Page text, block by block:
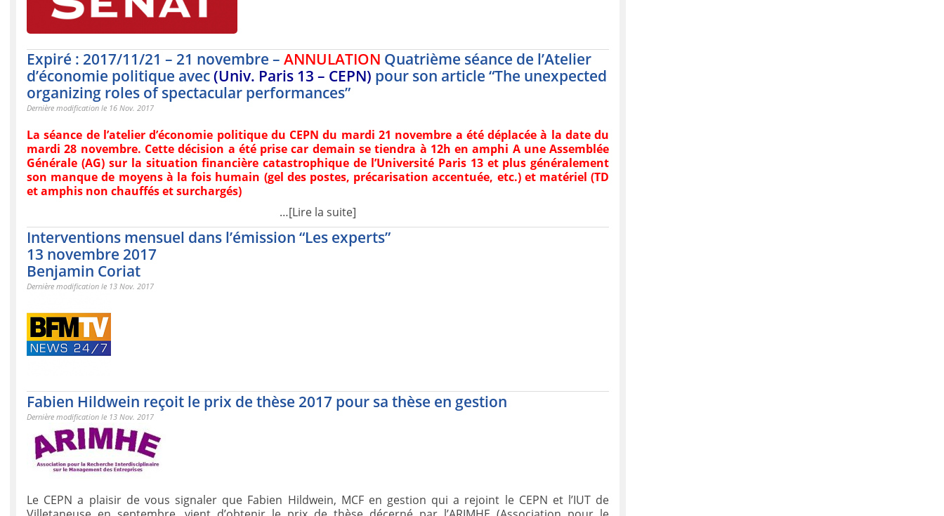
Expiré : 2017/11/21 – 21 novembre –ANNULATION Quatrième séance de l’Atelier
d’économie politique avec(Univ. Paris 13 – CEPN) pour son article “The unexpected
organizing roles of spectacular performances”
Dernière modification le 16 Nov. 2017
La séance de l’atelier d’économie politique du CEPN du mardi 21 novembre a été déplacée à la date du
mardi 28 novembre. Cette décision a été prise car demain se tiendra à 12h en amphi A une Assemblée
Générale (AG) sur la situation financière catastrophique de l’Université Paris 13 et plus généralement
son manque de moyens à la fois humain (gel des postes, précarisation accentuée, etc.) et matériel (TD
et amphis non chauffés et surchargés)
…[Lire la suite]
Interventions mensuel dans l’émission “Les experts”
13 novembre 2017
Benjamin Coriat
Dernière modification le 13 Nov. 2017
Fabien Hildwein reçoit le prix de thèse 2017 pour sa thèse en gestion
Dernière modification le 13 Nov. 2017
Le CEPN a plaisir de vous signaler que Fabien Hildwein, MCF en gestion qui a rejoint le CEPN et l’IUT de